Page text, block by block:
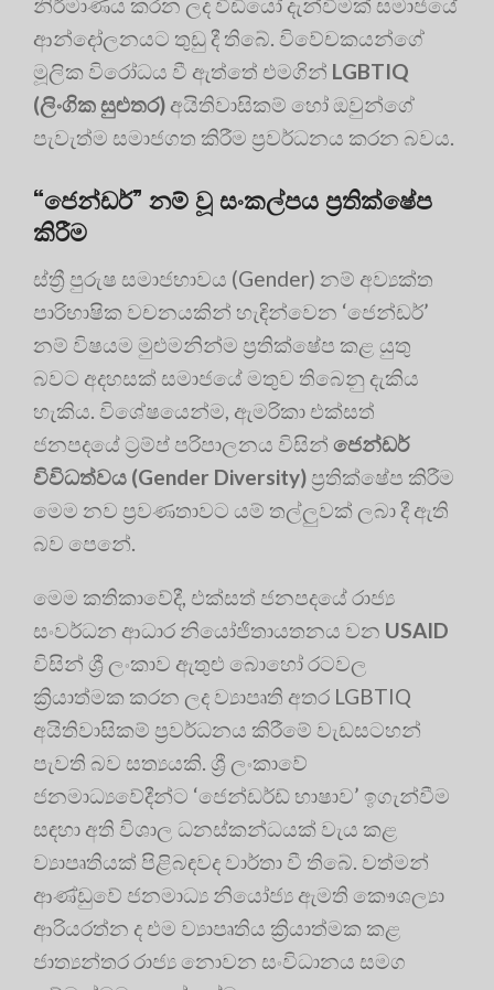
ආන්දෝලනයට තුඩු දී තිබේ. විවේචකයන්ගේ
මූලික විරෝධය වී ඇත්තේ එමගින් LGBTIQ
(ලිංගික සුළුතර) අයිතිවාසිකම් හෝ ඔවුන්ගේ
පැවැත්ම සමාජගත කිරීම ප්‍රවර්ධනය කරන බවය.
“ජෙන්ඩර්” නම් වූ සංකල්පය ප්‍රතික්ෂේප
කිරීම
ස්ත්‍රී පුරුෂ සමාජභාවය (Gender) නම් අව්‍යක්ත
පාරිභාෂික වචනයකින් හැඳින්වෙන ‘ජෙන්ඩර්’
නම් විෂයම මුළුමනින්ම ප්‍රතික්ෂේප කළ යුතු
බවට අදහසක් සමාජයේ මතුව තිබෙනු දැකිය
හැකිය. විශේෂයෙන්ම, ඇමරිකා එක්සත්
ජනපදයේ ට්‍රම්ප් පරිපාලනය විසින් ජෙන්ඩර්
විවිධත්වය (Gender Diversity) ප්‍රතික්ෂේප කිරීම
මෙම නව ප්‍රවණතාවට යම් තල්ලුවක් ලබා දී ඇති
බව පෙනේ.
මෙම කතිකාවේදී, එක්සත් ජනපදයේ රාජ්‍ය
සංවර්ධන ආධාර නියෝජිතායතනය වන USAID
විසින් ශ්‍රී ලංකාව ඇතුළු බොහෝ රටවල
ක්‍රියාත්මක කරන ලද ව්‍යාපෘති අතර LGBTIQ
අයිතිවාසිකම් ප්‍රවර්ධනය කිරීමේ වැඩසටහන්
පැවති බව සත්‍යයකි. ශ්‍රී ලංකාවේ
ජනමාධ්‍යවේදීන්ට ‘ජෙන්ඩර්ඩ් භාෂාව’ ඉගැන්වීම
සඳහා අති විශාල ධනස්කන්ධයක් වැය කළ
ව්‍යාපෘතියක් පිළිබඳවද වාර්තා වී තිබේ. වත්මන්
ආණ්ඩුවේ ජනමාධ්‍ය නියෝජ්‍ය ඇමති කෞශල්‍යා
ආරියරත්න ද එම ව්‍යාපෘතිය ක්‍රියාත්මක කළ
ජාත්‍යන්තර රාජ්‍ය නොවන සංවිධානය සමග